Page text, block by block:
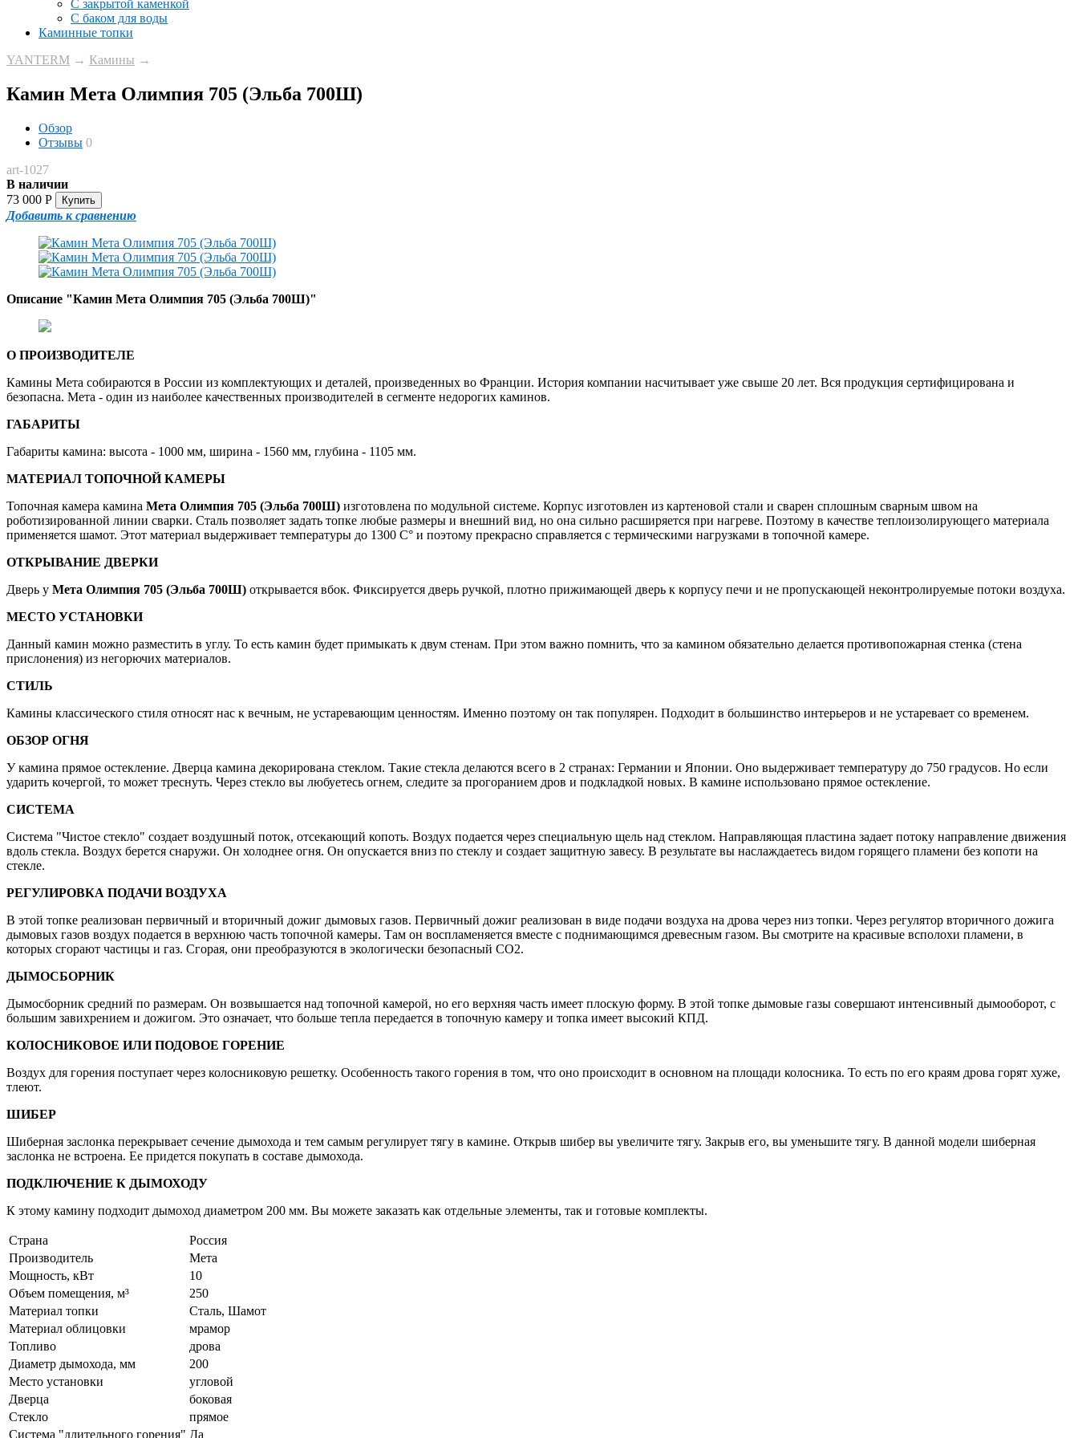
С закрытой каменкой
С баком для воды
Каминные топки
YANTERM → Камины →
Камин Мета Олимпия 705 (Эльба 700Ш)
Обзор
Отзывы 0
art-1027
В наличии
73 000 Р
Добавить к сравнению
Описание "Камин Мета Олимпия 705 (Эльба 700Ш)"
О ПРОИЗВОДИТЕЛЕ
Камины Мета собираются в России из комплектующих и деталей, произведенных во Франции. История компании насчитывает уже свыше 20 лет. Вся продукция сертифицирована и
безопасна. Мета - один из наиболее качественных производителей в сегменте недорогих каминов.
ГАБАРИТЫ
Габариты камина: высота - 1000 мм, ширина - 1560 мм, глубина - 1105 мм.
МАТЕРИАЛ ТОПОЧНОЙ КАМЕРЫ
Топочная камера камина Мета Олимпия 705 (Эльба 700Ш) изготовлена по модульной системе. Корпус изготовлен из картеновой стали и сварен сплошным сварным швом на
роботизированной линии сварки. Сталь позволяет задать топке любые размеры и внешний вид, но она сильно расширяется при нагреве. Поэтому в качестве теплоизолирующего материала
применяется шамот. Этот материал выдерживает температуры до 1300 С° и поэтому прекрасно справляется с термическими нагрузками в топочной камере.
ОТКРЫВАНИЕ ДВЕРКИ
Дверь у Мета Олимпия 705 (Эльба 700Ш) открывается вбок. Фиксируется дверь ручкой, плотно прижимающей дверь к корпусу печи и не пропускающей неконтролируемые потоки воздуха.
МЕСТО УСТАНОВКИ
Данный камин можно разместить в углу. То есть камин будет примыкать к двум стенам. При этом важно помнить, что за камином обязательно делается противопожарная стенка (стена
прислонения) из негорючих материалов.
СТИЛЬ
Камины классического стиля относят нас к вечным, не устаревающим ценностям. Именно поэтому он так популярен. Подходит в большинство интерьеров и не устаревает со временем.
ОБЗОР ОГНЯ
У камина прямое остекление. Дверца камина декорирована стеклом. Такие стекла делаются всего в 2 странах: Германии и Японии. Оно выдерживает температуру до 750 градусов. Но если
ударить кочергой, то может треснуть. Через стекло вы любуетесь огнем, следите за прогоранием дров и подкладкой новых. В камине использовано прямое остекление.
СИСТЕМА
Система "Чистое стекло" создает воздушный поток, отсекающий копоть. Воздух подается через специальную щель над стеклом. Направляющая пластина задает потоку направление движения
вдоль стекла. Воздух берется снаружи. Он холоднее огня. Он опускается вниз по стеклу и создает защитную завесу. В результате вы наслаждаетесь видом горящего пламени без копоти на
стекле.
РЕГУЛИРОВКА ПОДАЧИ ВОЗДУХА
В этой топке реализован первичный и вторичный дожиг дымовых газов. Первичный дожиг реализован в виде подачи воздуха на дрова через низ топки. Через регулятор вторичного дожига
дымовых газов воздух подается в верхнюю часть топочной камеры. Там он воспламеняется вместе с поднимающимся древесным газом. Вы смотрите на красивые всполохи пламени, в
которых сгорают частицы и газ. Сгорая, они преобразуются в экологически безопасный СО2.
ДЫМОСБОРНИК
Дымосборник средний по размерам. Он возвышается над топочной камерой, но его верхняя часть имеет плоскую форму. В этой топке дымовые газы совершают интенсивный дымооборот, с
большим завихрением и дожигом. Это означает, что больше тепла передается в топочную камеру и топка имеет высокий КПД.
КОЛОСНИКОВОЕ ИЛИ ПОДОВОЕ ГОРЕНИЕ
Воздух для горения поступает через колосниковую решетку. Особенность такого горения в том, что оно происходит в основном на площади колосника. То есть по его краям дрова горят хуже,
тлеют.
ШИБЕР
Шиберная заслонка перекрывает сечение дымохода и тем самым регулирует тягу в камине. Открыв шибер вы увеличите тягу. Закрыв его, вы уменьшите тягу. В данной модели шиберная
заслонка не встроена. Ее придется покупать в составе дымохода.
ПОДКЛЮЧЕНИЕ К ДЫМОХОДУ
К этому камину подходит дымоход диаметром 200 мм. Вы можете заказать как отдельные элементы, так и готовые комплекты.
Страна
Россия
Производитель
Мета
Мощность, кВт
10
Объем помещения, м³
250
Материал топки
Сталь, Шамот
Материал облицовки
мрамор
Топливо
дрова
Диаметр дымохода, мм
200
Место установки
угловой
Дверца
боковая
Стекло
прямое
Система "длительного горения" Да